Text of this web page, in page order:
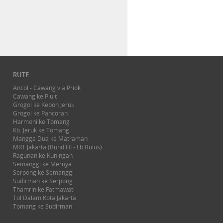
RUTE
Ancol - Cawang via Priok
Cawang ke Pluit
Grogol ke Kebon Jeruk
Grogol ke Pancoran
Harmoni ke Tomang
Kb. Jeruk ke Tomang
Mangga Dua ke Matraman
MRT Jakarta (Bund.HI - Lb.Bulus)
Ragunan ke Kuningan
Semanggi ke Meruya
Serpong ke Semanggi
Sudirman ke Serpong
Thamrin ke Fatmawati
Tol Dalam Kota Jakarta
Tomang ke Sudirman